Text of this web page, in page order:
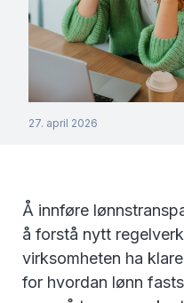
27. april 2026
Å innføre
å forstå nytt
virksomheten ha
for hvordan lønn